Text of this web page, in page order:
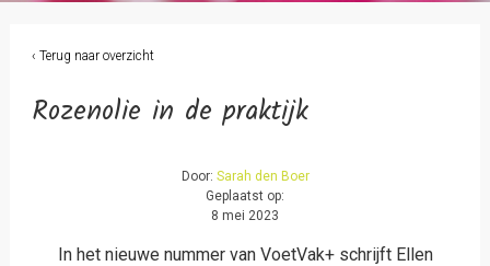
‹ Terug naar overzicht
Rozenolie in de praktijk
Door: Sarah den Boer
Geplaatst op:
8 mei 2023
In het nieuwe nummer van VoetVak+ schrijft Ellen